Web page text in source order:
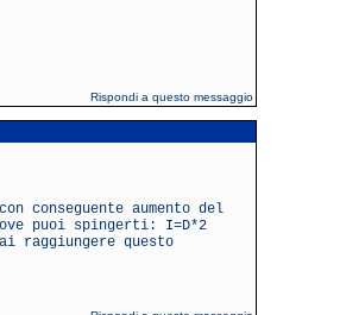
Rispondi a questo messaggio
aumento del
puoi spingerti: I=D*2
raggiungere questo